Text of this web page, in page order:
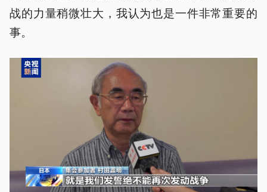
战的力量稍微壮大，我认为也是一件非常重要的
事。